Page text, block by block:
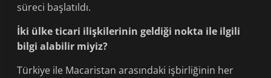
süreci başlatıldı.
İki ülke ticari ilişkilerinin geldiği nokta ile ilgili
bilgi alabilir miyiz?
Türkiye ile Macaristan arasındaki işbirliğinin her